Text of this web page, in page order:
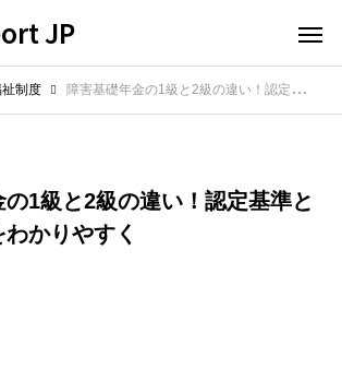
JP
制度 障害基礎年金の1級と2級の違い！認定基準と受給額の差をわかりやすく
の1級と2級の違い！認定基準と
かりやすく